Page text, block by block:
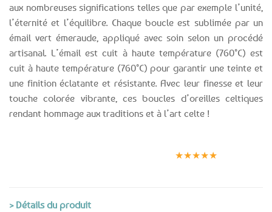
aux nombreuses significations telles que par exemple l’unité,
l’éternité et l’équilibre. Chaque boucle est sublimée par un
émail vert émeraude, appliqué avec soin selon un procédé
artisanal. L’émail est cuit à haute température (760°C) est
cuit à haute température (760°C) pour garantir une teinte et
une finition éclatante et résistante. Avec leur finesse et leur
touche colorée vibrante, ces boucles d’oreilles celtiques
rendant hommage aux traditions et à l’art celte !
★★★★★
> Détails du produit